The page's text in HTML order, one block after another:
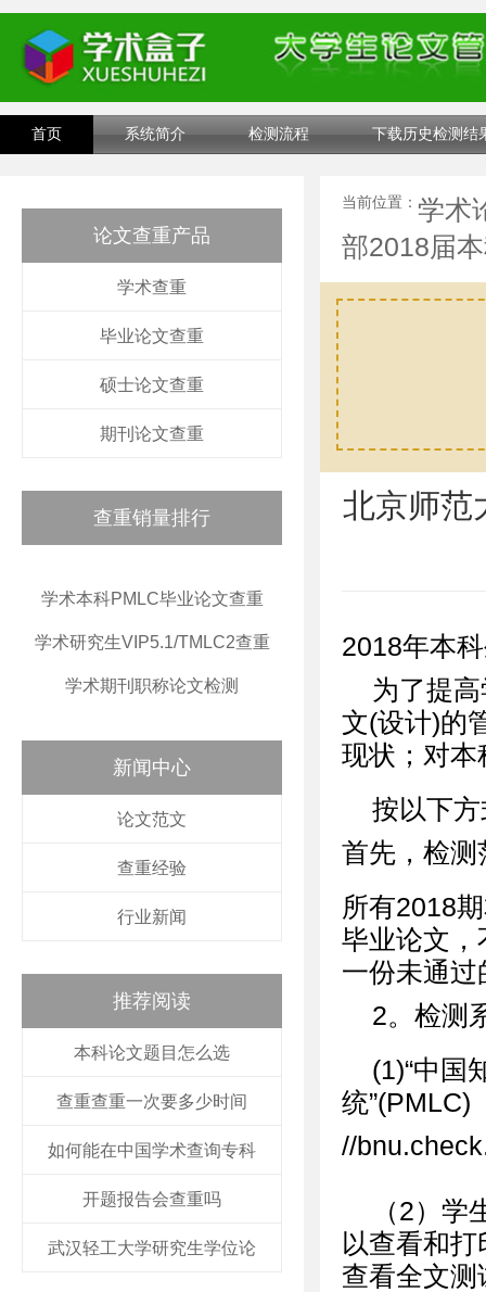
首页 系统简介 检测流程 下载历史检测结
论文查重产品
学术查重
毕业论文查重
硕士论文查重
期刊论文查重
查重销量排行
学术本科PMLC毕业论文查重
学术研究生VIP5.1/TMLC2查重
学术期刊职称论文检测
新闻中心
论文范文
查重经验
行业新闻
推荐阅读
本科论文题目怎么选
查重查重一次要多少时间
如何能在中国学术查询专科
开题报告会查重吗
武汉轻工大学研究生学位论
当前位置： 学术
部2018届
北京师范
2018年本
为了提
文(设计)的
现状；对本
按以下
首先，检测
所有2018
毕业论文，
一份未通
2。检测
(1)“中国
统”(PMLC)
//
（2）
以查看和
查看全文测